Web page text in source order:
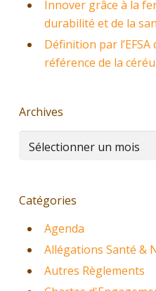
Innover grâce à la
durabilité et de la
Définition par
référence de la
Archives
Archives
Catégories
Agenda
Allégations Santé &
Autres Règlements